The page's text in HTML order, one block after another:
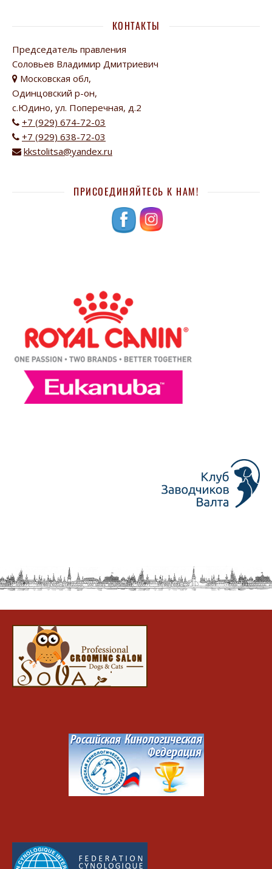
КОНТАКТЫ
Председатель правления
Соловьев Владимир Дмитриевич
Московская обл,
Одинцовский р-он,
с.Юдино, ул. Поперечная, д.2
+7 (929) 674-72-03
+7 (929) 638-72-03
kkstolitsa@yandex.ru
ПРИСОЕДИНЯЙТЕСЬ К НАМ!